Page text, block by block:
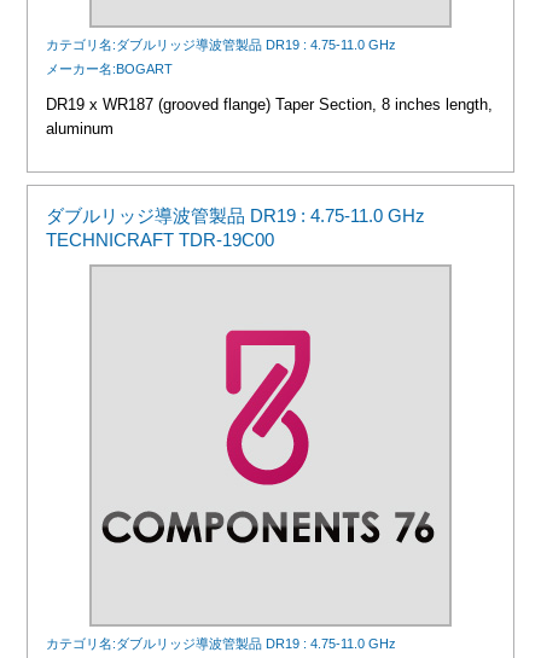
カテゴリ名:ダブルリッジ導波管製品 DR19 : 4.75-11.0 GHz
メーカー名:BOGART
DR19 x WR187 (grooved flange) Taper Section, 8 inches length,
aluminum
ダブルリッジ導波管製品 DR19 : 4.75-11.0 GHz
TECHNICRAFT TDR-19C00
カテゴリ名:ダブルリッジ導波管製品 DR19 : 4.75-11.0 GHz